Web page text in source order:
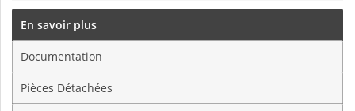
En savoir plus
Documentation
Pièces Détachées